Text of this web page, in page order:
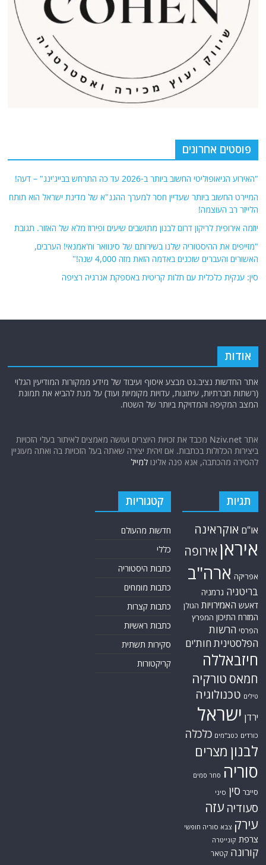
פוסטים אחרונים
"האירוע הגיאופוליטי החשוב ביותר ב-2026 עד כה התרחש בבייג'ינג" – דעה!
המיירט החשוב ביותר שעדיין חסר למערך ההגנ"א של מדינת ישראל הוא תותח
הלייזר רב העוצמה!
יוזמה אירופית לריקון דרום לבנון מתושבים שיעים ופירוז מלא של האזור. תגובת
"מזייפים את ההיסטוריה שלנו בשירותם של סינוואר וח'אמנאי! הערבים,
האשורים והעברים שוכנים באדמה הזאת מזה 4,000 שנה!"
סין: ענקית כלכלית עם תלות קריטית באספקת אנרגיה רציפה
אודות
אתר החדשות נציב.נט מבצע איסוף ועיבוד של מידע ממקורות המודיעין הגלוי
(רשתות חברתיות, עיתונות, עדויות מקומיות ועוד) על מנת להביא את תמונת
המצב המקיפה והמדויקת ביותר של השטח.
אתר Nziv.net מכבד את זכויות היוצרים ועושה מאמצים לאיתור בעלי הזכויות
ביצירות הכלולות בכתבות. אם זיהית יצירה שאתה בעל הזכויות בה ואתה מעוניין
להסירה מהכתבה, אנא פנה אלינולמייל
תגיות
או"ם אוקראינה
איראן אירופה
אפריקה ארה"ב
בריטניה גרמניה
דאעש האמירויות הגולן
המזרח התיכון המפרץ
הפרסי הרשות
הפלסטיניתחות'ים
חיזבאללה
חמאס טורקיה
טילים טכנולוגיה
ירדן ישראל
כורדים כטב"מים כלכלה
לבנון מצרים
סוריה סחר סמים
סייבר סין סיני
סעודיה עזה
עירק צבא סוריה חופשי
צרפת קונייטרה
קורונה קטאר
קטגוריות
חדשות מהעולם
כללי
כתבות היסטוריה
כתבות מומחים
כתבות קצרות
כתבות ראשיות
סקירות תשתית
קריקטורות